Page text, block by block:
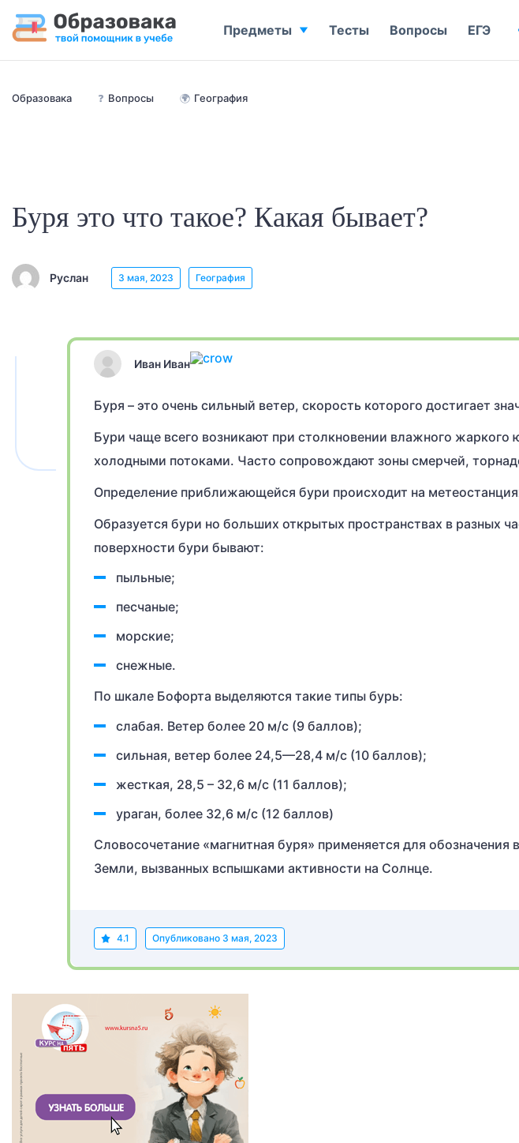
Образовака ❓ Вопросы 🌍 География
Буря это что такое? Какая бывает?
Руслан 3 мая, 2023 География
Иван Иван
Буря – это очень сильный ветер, скорость которого достигает
Бури чаще всего возникают при столкновении влажного жаркого
холодными потоками. Часто сопровождают зоны смерчей,
Определение приближающейся бури происходит на
Образуется бури но больших открытых пространствах в разных
поверхности бури бывают:
пыльные;
песчаные;
морские;
снежные.
По шкале Бофорта выделяются такие типы бурь:
слабая. Ветер более 20 м/с (9 баллов);
сильная, ветер более 24,5—28,4 м/с (10 баллов);
жесткая, 28,5 – 32,6 м/с (11 баллов);
ураган, более 32,6 м/с (12 баллов)
Словосочетание «магнитная буря» применяется для обозначения
Земли, вызванных вспышками активности на Солнце.
4.1 Опубликовано 3 мая, 2023
Предметы Тесты Вопросы ЕГЭ